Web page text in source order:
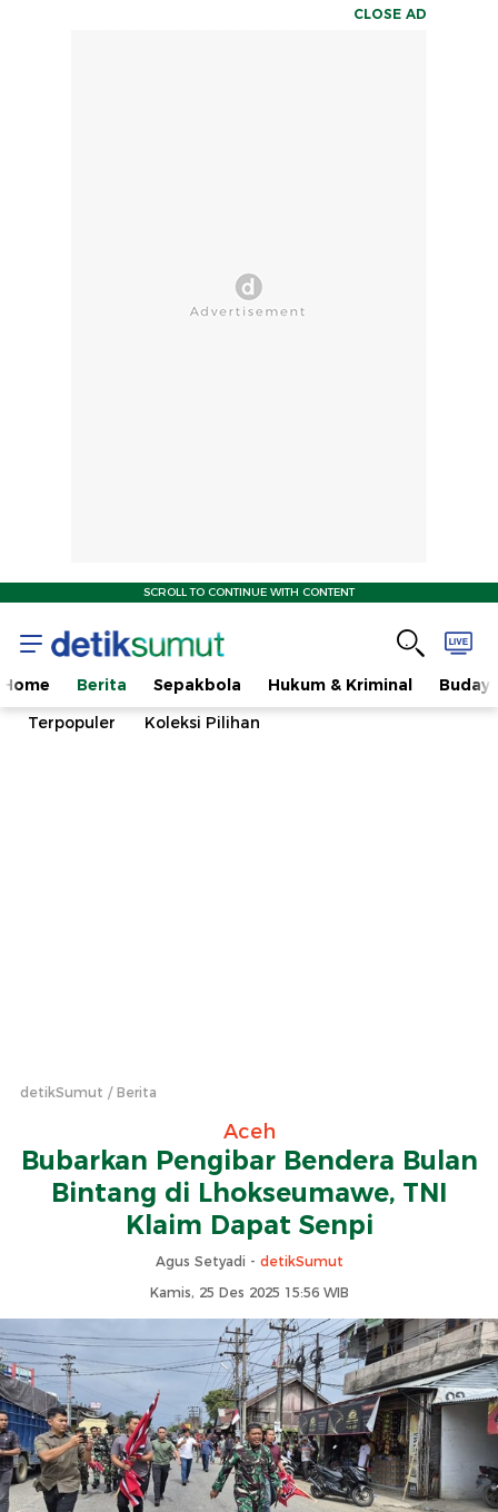
CLOSE AD
SCROLL TO CONTINUE WITH CONTENT
Home Berita Sepakbola Hukum & Kriminal
Terpopuler
Koleksi Pilihan
detikSumut Berita
Aceh
Bubarkan Pengibar Bendera Bulan
Bintang di Lhokseumawe, TNI
Klaim Dapat Senpi
Agus Setyadi - detikSumut
Kamis, 25 Des 2025 15:56 WIB